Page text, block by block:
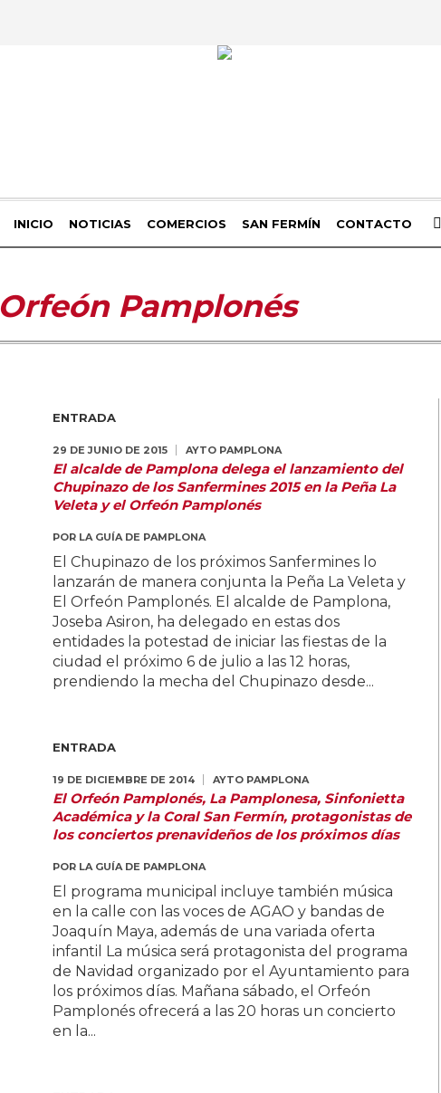
INICIO NOTICIAS COMERCIOS SAN FERMÍN CONTACTO
Orfeón Pamplonés
ENTRADA
29 DE JUNIO DE 2015 AYTO PAMPLONA
El alcalde de Pamplona delega el lanzamiento del
Chupinazo de los Sanfermines 2015 en la Peña La
Veleta y el Orfeón Pamplonés
POR LA GUÍA DE PAMPLONA
El Chupinazo de los próximos Sanfermines lo
lanzarán de manera conjunta la Peña La Veleta y
El Orfeón Pamplonés. El alcalde de Pamplona,
Joseba Asiron, ha delegado en estas dos
entidades la potestad de iniciar las fiestas de la
ciudad el próximo 6 de julio a las 12 horas,
prendiendo la mecha del Chupinazo desde...
ENTRADA
19 DE DICIEMBRE DE 2014 AYTO PAMPLONA
El Orfeón Pamplonés, La Pamplonesa, Sinfonietta
Académica y la Coral San Fermín, protagonistas de
los conciertos prenavideños de los próximos días
POR LA GUÍA DE PAMPLONA
El programa municipal incluye también música
en la calle con las voces de AGAO y bandas de
Joaquín Maya, además de una variada oferta
infantil La música será protagonista del programa
de Navidad organizado por el Ayuntamiento para
los próximos días. Mañana sábado, el Orfeón
Pamplonés ofrecerá a las 20 horas un concierto
en la...